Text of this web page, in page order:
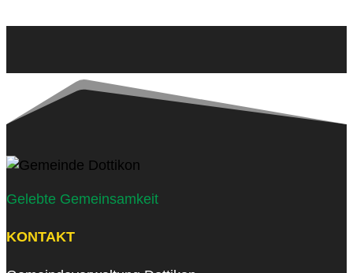
Gelebte Gemeinsamkeit
KONTAKT